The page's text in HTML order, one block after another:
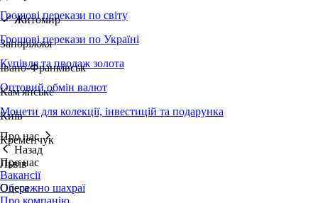
Грошові перекази по світу
Грошові перекази по Україні
Купівля та продаж золота
Оптовий обмін валют
Монети для колекції, інвестицій та подарунка
Про нас
Назад
Про нас
Вакансії
Обережно шахраї
Про компанію
Житомир
Запоріжжя
Івано-Франківськ
Кам'янське
Київ
Кременчук
Львів
Одеса